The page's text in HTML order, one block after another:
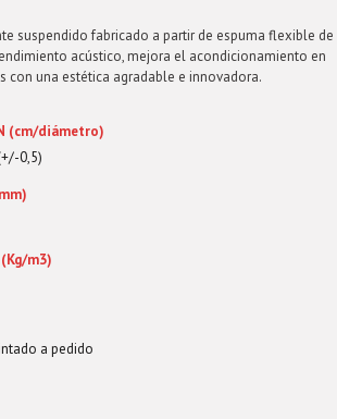
suspendido fabricado a partir de espuma flexible de
acústico, mejora el acondicionamiento en
con una estética agradable e innovadora.
(cm/diámetro)
0,5)
m3)
a pedido